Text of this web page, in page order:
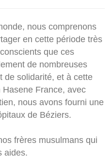
nous comprenons
en cette période très
que ces
de nombreuses
de solidarité, et à cette
Hasene France, avec
nous avons fourni une
de Béziers.
frères musulmans qui
aides.